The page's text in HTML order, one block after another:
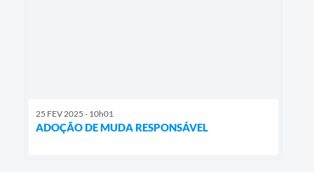
25 FEV 2025 - 10h01
ADOÇÃO DE MUDA RESPONSÁVEL